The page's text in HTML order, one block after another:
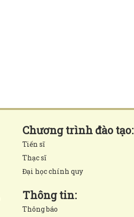
Chương trình đào tạo:
Tiến sĩ
Thạc sĩ
Đại học chính quy
Thông tin:
Thông báo